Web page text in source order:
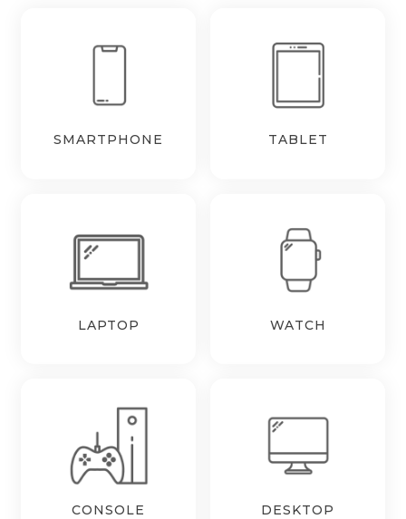
SMARTPHONE TABLET
LAPTOP WATCH
CONSOLE DESKTOP